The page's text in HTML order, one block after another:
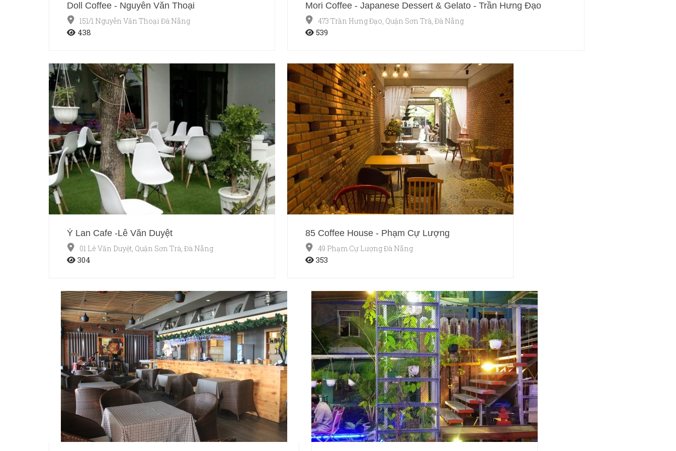
Doll Coffee - Nguyễn Văn Thoại
151/1 Nguyễn Văn Thoại Đà Nẵng
438
Mori Coffee - Japanese Dessert & Gelato - Trần Hưng Đạo
473 Trần Hưng Đạo, Quận Sơn Trà, Đà Nẵng
539
Ý Lan Cafe -Lê Văn Duyệt
01 Lê Văn Duyệt, Quận Sơn Trà, Đà Nẵng
304
85 Coffee House - Phạm Cự Lượng
49 Phạm Cự Lượng Đà Nẵng
353